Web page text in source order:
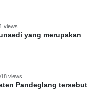
views
yang merupakan
views
Pandeglang tersebut